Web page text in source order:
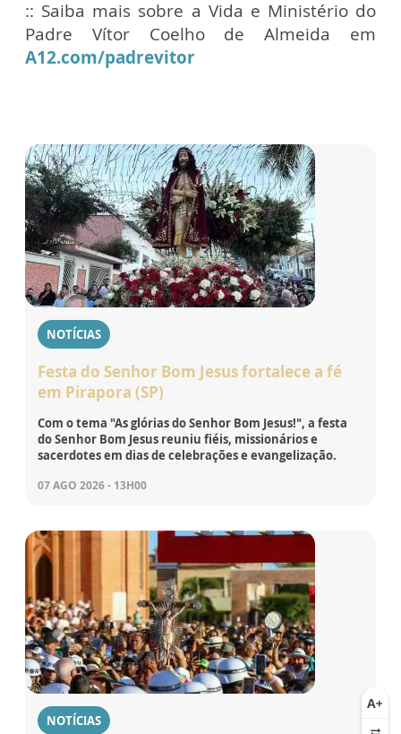
:: Saiba mais sobre a Vida e Ministério do
Padre Vítor Coelho de Almeida em
A12.com/padrevitor
NOTÍCIAS
Festa do Senhor Bom Jesus fortalece a fé
em Pirapora (SP)
Com o tema "As glórias do Senhor Bom Jesus!", a festa
do Senhor Bom Jesus reuniu fiéis, missionários e
sacerdotes em dias de celebrações e evangelização.
07 AGO 2026 - 13H00
NOTÍCIAS